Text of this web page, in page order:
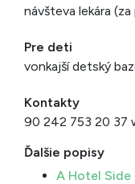
návšteva lekára
Pre deti
vonkajší detský
Kontakty
90 242 753 20 37
Ďalšie popisy
A Hotel Side